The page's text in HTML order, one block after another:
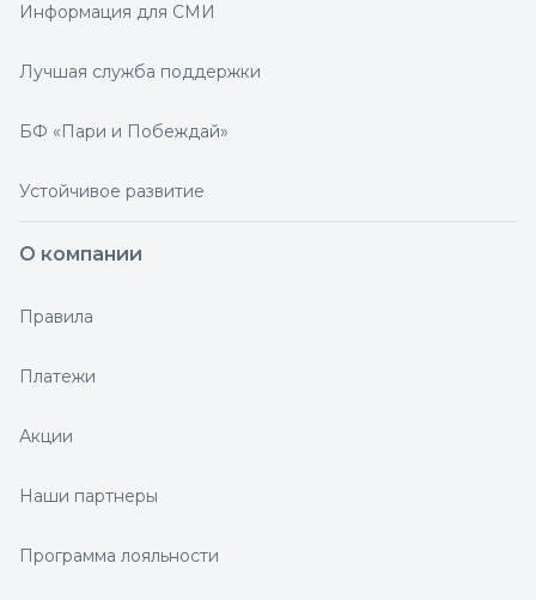
Информация для СМИ
Лучшая служба поддержки
БФ «Пари и Побеждай»
Устойчивое развитие
О компании
Правила
Платежи
Акции
Наши партнеры
Программа лояльности